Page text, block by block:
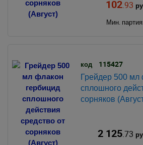
102.93
Мин. партия:
код 115427
Грейдер 500 мл
сплошного
сорняков
2 125.73